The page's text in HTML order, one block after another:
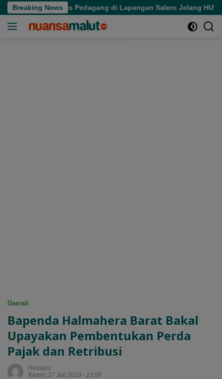
Langsung
ke
Breaking News
Aktivitas Pedagang di Lapangan Salero Jelang HUT RI
Daerah
Bapenda Halmahera Barat Bakal
Upayakan Pembentukan Perda
Pajak dan Retribusi
Redaksi
Kamis, 27 Juli 2023 - 22:06